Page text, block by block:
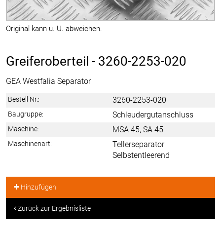
Original kann u. U. abweichen.
Greiferoberteil - 3260-2253-020
GEA Westfalia Separator
Bestell Nr.: 3260-2253-020
Baugruppe: Schleudergutanschluss
Maschine: MSA 45, SA 45
Maschinenart:
Tellerseparator
Selbstentleerend
Hinzufügen
Zurück zur Ergebnisliste